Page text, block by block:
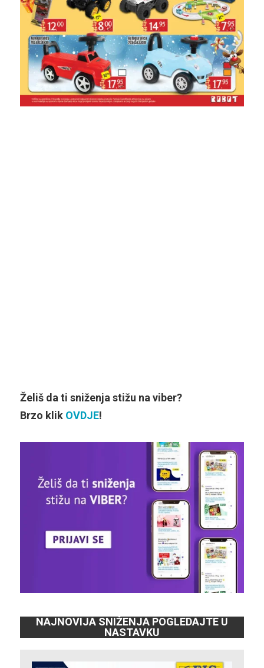
Želiš da ti sniženja stižu na viber?
Brzo klik OVDJE!
NAJNOVIJA SNIŽENJA POGLEDAJTE U
NASTAVKU